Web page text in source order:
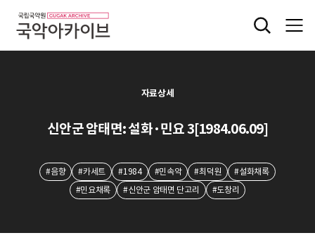
자료상세
신안군 암태면: 설화·민요 3[1984.06.09]
#음향 #카세트 #1984 #민속악 #최덕원
#설화채록
#민요채록
#신안군 암태면 단고리 #도창리